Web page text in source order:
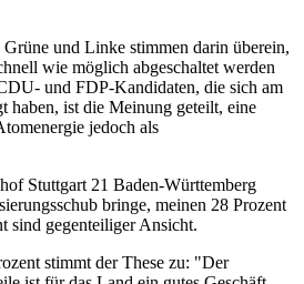
und Linke stimmen darin überein,
wie möglich abgeschaltet werden
und FDP-Kandidaten, die sich am
haben, ist die Meinung geteilt, eine
jedoch als
Stuttgart 21 Baden-Württemberg
bringe, meinen 28 Prozent
sind gegenteiliger Ansicht.
stimmt der These zu: "Der